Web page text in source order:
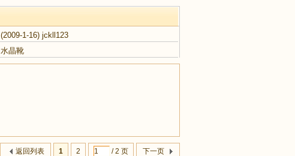
(2009-1-16) jckll123
水晶靴
1 2 / 2 页 下一页
返回列表